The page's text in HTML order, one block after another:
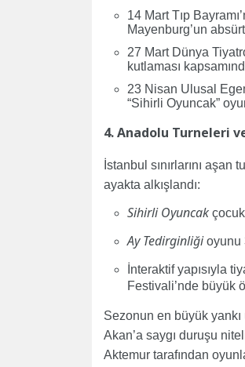
14 Mart Tıp
Mayenburg’un absürt
27 Mart Dünya
kutlaması
23 Nisan Ulusal
“Sihirli Oyuncak”
4. Anadolu Turneleri
İstanbul sınırlarını
ayakta alkışlandı:
Sihirli Oyuncak
Ay Tedirginliğioyunu
İnteraktif yapısıyla
Festivali’nde büyük
Sezonun en büyük yankı
Akan’a saygı duruşu
Aktemur tarafından